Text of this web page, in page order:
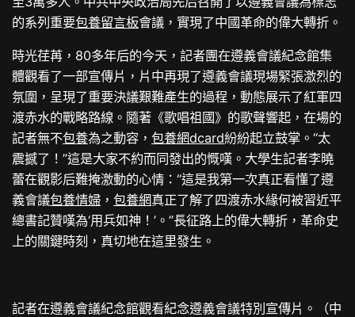
的系列重要包養留言板會議，實現了中國革命的偉大轉折。
時光荏苒，80多年后的今天，記者團在遵義會議紀念館集
體觀看了一部宣傳片，片中再現了遵義會議現場緊張激烈的
氛圍，呈現了重要決議艱難產生的過程，動態展示了紅軍四
渡赤水的戰略路線。隨著《歌唱祖國》的歌聲響起，在場的
記者無不包養為之動容，包養網dcard紛紛起立鼓掌。“太
震撼了！”這是大家不約而同發出的慨嘆。大學生記者李曉
蕾在觀影后難掩激動的心情：“這是我第一次真正看懂了遵
義會議包養情婦 ，包養網真正了解了四渡赤水緣何被習近平
總書記贊嘆為‘用兵如神！’。”長征路上的偉大轉折，革命史
上的關鍵時刻，真切地在這里發生。
記者在遵義會議紀念館觀看紀念遵義會議特別宣傳片。（中